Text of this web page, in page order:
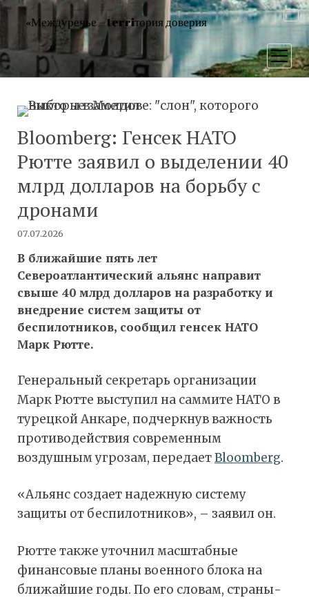
«Междуречье – terriтория доверия
меню
Bloomberg: Генсек НАТО
Рютте заявил о выделении 40
млрд долларов на борьбу с
дронами
07.07.2026
В ближайшие пять лет
Североатлантический альянс направит
свыше 40 млрд долларов на разработку и
внедрение систем защиты от
беспилотников, сообщил генсек НАТО
Марк Рютте.
Генеральный секретарь организации
Марк Рютте выступил на саммите НАТО в
турецкой Анкаре, подчеркнув важность
противодействия современным
воздушным угрозам, передаетBloomberg.
«Альянс создает надежную систему
защиты от беспилотников», – заявил он.
Рютте также уточнил масштабные
финансовые планы военного блока на
ближайшие годы. По его словам, страны-